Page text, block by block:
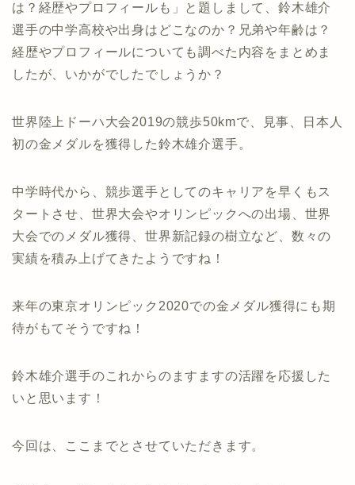
は？経歴やプロフィールも」と題しまして、鈴木雄介
選手の中学高校や出身はどこなのか？兄弟や年齢は？
経歴やプロフィールについても調べた内容をまとめま
したが、いかがでしたでしょうか？
世界陸上ドーハ大会2019の競歩50kmで、見事、日本人
初の金メダルを獲得した鈴木雄介選手。
中学時代から、競歩選手としてのキャリアを早くもス
タートさせ、世界大会やオリンピックへの出場、世界
大会でのメダル獲得、世界新記録の樹立など、数々の
実績を積み上げてきたようですね！
来年の東京オリンピック2020での金メダル獲得にも期
待がもてそうですね！
鈴木雄介選手のこれからのますますの活躍を応援した
いと思います！
今回は、ここまでとさせていただきます。